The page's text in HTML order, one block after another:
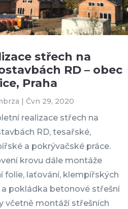
střech na
RD – obec
Praha
| Čvn 29, 2020
realizace střech na
RD, tesařské,
a pokrývačské práce.
krovu dále montáže
folie, laťování, klempířských
pokládka betonové střešní
včetně montáží střešních